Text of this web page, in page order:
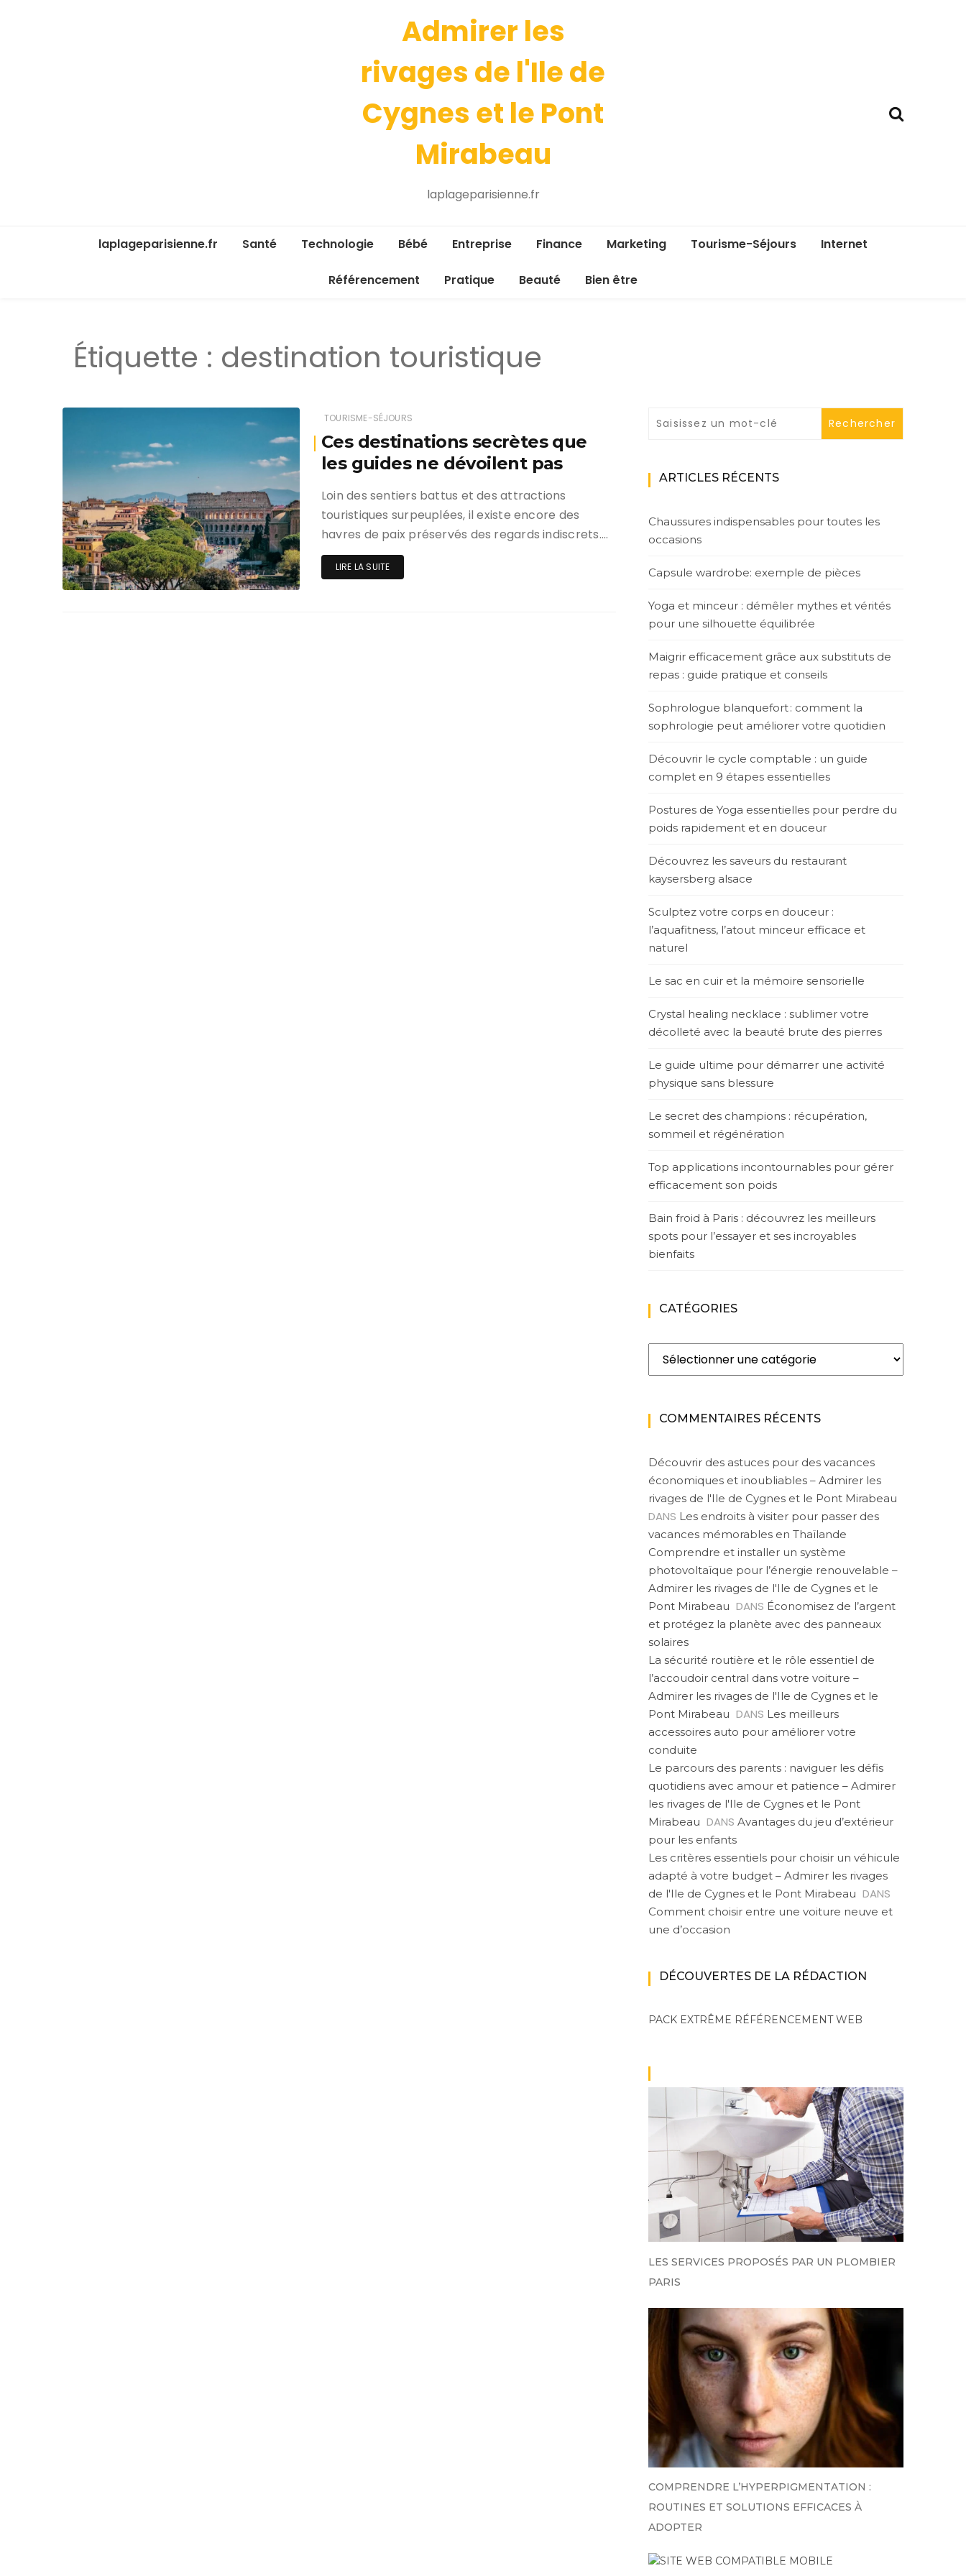
Admirer les
rivages de l'Ile de
Cygnes et le Pont
Mirabeau
laplageparisienne.fr
laplageparisienne.fr Santé Technologie Bébé Entreprise Finance Marketing Tourisme-Séjours Internet
Référencement Pratique Beauté Bien être
Étiquette : destination touristique
TOURISME-SÉJOURS
Ces destinations secrètes que
les guides ne dévoilent pas
Loin des sentiers battus et des attractions
touristiques surpeuplées, il existe encore des
havres de paix préservés des regards indiscrets….
LIRE LA SUITE
ARTICLES RÉCENTS
Chaussures indispensables pour toutes les
occasions
Capsule wardrobe: exemple de pièces
Yoga et minceur : démêler mythes et vérités
pour une silhouette équilibrée
Maigrir efficacement grâce aux substituts de
repas : guide pratique et conseils
Sophrologue blanquefort : comment la
sophrologie peut améliorer votre quotidien
Découvrir le cycle comptable : un guide
complet en 9 étapes essentielles
Postures de Yoga essentielles pour perdre du
poids rapidement et en douceur
Découvrez les saveurs du restaurant
kaysersberg alsace
Sculptez votre corps en douceur :
l’aquafitness, l’atout minceur efficace et
naturel
Le sac en cuir et la mémoire sensorielle
Crystal healing necklace : sublimer votre
décolleté avec la beauté brute des pierres
Le guide ultime pour démarrer une activité
physique sans blessure
Le secret des champions : récupération,
sommeil et régénération
Top applications incontournables pour gérer
efficacement son poids
Bain froid à Paris : découvrez les meilleurs
spots pour l’essayer et ses incroyables
bienfaits
CATÉGORIES
Catégories
COMMENTAIRES RÉCENTS
Découvrir des astuces pour des vacances
économiques et inoubliables – Admirer les
rivages de l'Ile de Cygnes et le Pont Mirabeau
DANS Les endroits à visiter pour passer des
vacances mémorables en Thaïlande
Comprendre et installer un système
photovoltaïque pour l’énergie renouvelable –
Admirer les rivages de l'Ile de Cygnes et le
Pont Mirabeau DANS Économisez de l’argent
et protégez la planète avec des panneaux
solaires
La sécurité routière et le rôle essentiel de
l’accoudoir central dans votre voiture –
Admirer les rivages de l'Ile de Cygnes et le
Pont Mirabeau DANS Les meilleurs
accessoires auto pour améliorer votre
conduite
Le parcours des parents : naviguer les défis
quotidiens avec amour et patience – Admirer
les rivages de l'Ile de Cygnes et le Pont
Mirabeau DANS Avantages du jeu d’extérieur
pour les enfants
Les critères essentiels pour choisir un véhicule
adapté à votre budget – Admirer les rivages
de l'Ile de Cygnes et le Pont Mirabeau DANS
Comment choisir entre une voiture neuve et
une d’occasion
DÉCOUVERTES DE LA RÉDACTION
PACK EXTRÊME RÉFÉRENCEMENT WEB
LES SERVICES PROPOSÉS PAR UN PLOMBIER
PARIS
COMPRENDRE L’HYPERPIGMENTATION :
ROUTINES ET SOLUTIONS EFFICACES À
ADOPTER